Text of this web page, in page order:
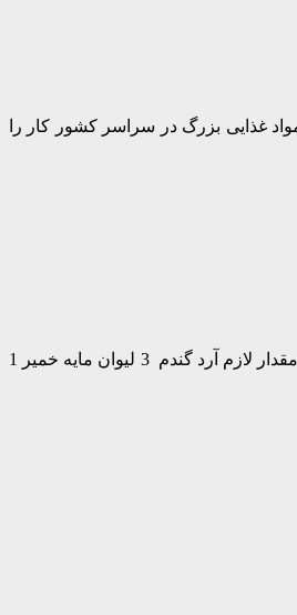
غذایی بزرگ در سراسر كشور كار را
پیده غذای ترکی بسیار خوشمزه ای است که در ترکیه طرفداران زیادی دارد. دستور تهیه پیده گوشت غذای مخصوص ترکیه ای مواد لازم براي داخل خمير پیده مواد لازم مقدار لازم آرد گندم 3 ليوان مايه خمير 1